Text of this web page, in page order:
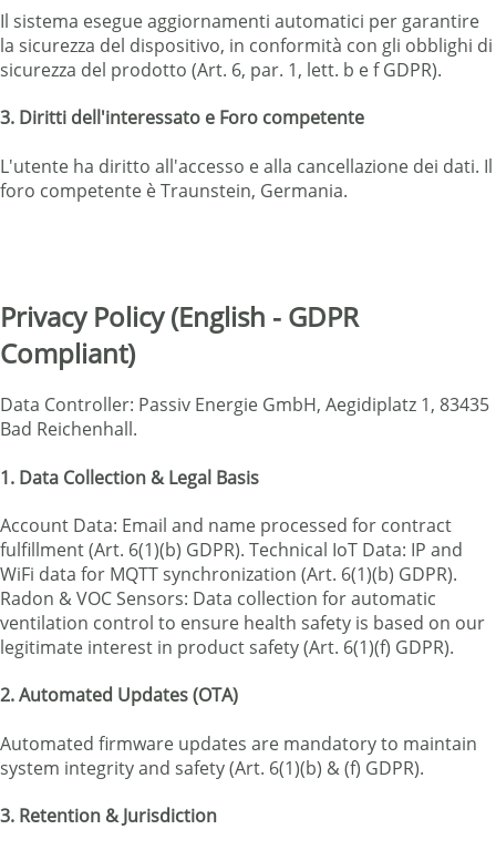
Il sistema esegue aggiornamenti automatici per garantire
la sicurezza del dispositivo, in conformità con gli obblighi di
sicurezza del prodotto (Art. 6, par. 1, lett. b e f GDPR).
3. Diritti dell'interessato e Foro competente
L'utente ha diritto all'accesso e alla cancellazione dei dati. Il
foro competente è Traunstein, Germania.
Privacy Policy (English - GDPR
Compliant)
Data Controller: Passiv Energie GmbH, Aegidiplatz 1, 83435
Bad Reichenhall.
1. Data Collection & Legal Basis
Account Data: Email and name processed for contract
fulfillment (Art. 6(1)(b) GDPR). Technical IoT Data: IP and
WiFi data for MQTT synchronization (Art. 6(1)(b) GDPR).
Radon & VOC Sensors: Data collection for automatic
ventilation control to ensure health safety is based on our
legitimate interest in product safety (Art. 6(1)(f) GDPR).
2. Automated Updates (OTA)
Automated firmware updates are mandatory to maintain
system integrity and safety (Art. 6(1)(b) & (f) GDPR).
3. Retention & Jurisdiction